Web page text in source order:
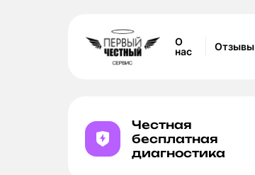
О
нас
Отзывы
Честная
бесплатная
диагностика